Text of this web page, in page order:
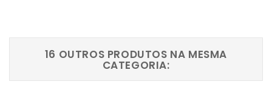
16 OUTROS PRODUTOS NA MESMA
CATEGORIA: